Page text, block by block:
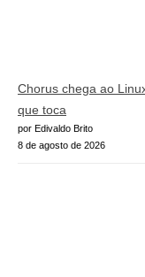
Chorus chega ao
que toca
por Edivaldo Brito
8 de agosto de 2026